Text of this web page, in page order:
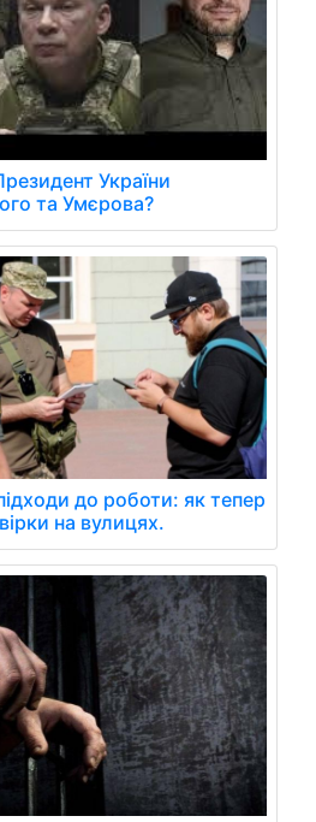
України
та Умєрова?
до роботи: як тепер
на вулицях.